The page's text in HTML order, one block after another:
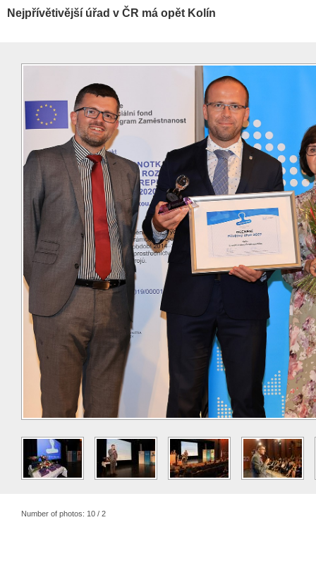
Nejpřívětivější úřad v ČR má opět Kolín
Number of photos: 10 / 2